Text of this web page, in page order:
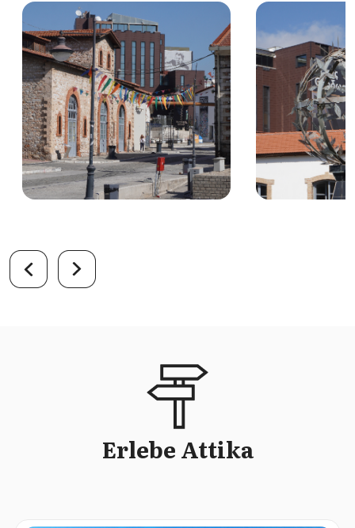
Erlebe Attika